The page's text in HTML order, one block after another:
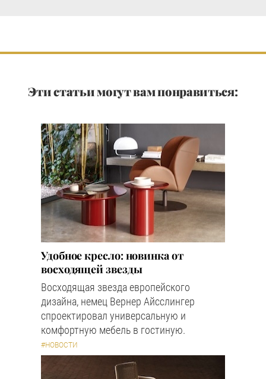
Эти статьи могут вам понравиться:
Удобное кресло: новинка от
восходящей звезды
Восходящая звезда европейского
дизайна, немец Вернер Айсслингер
спроектировал универсальную и
комфортную мебель в гостиную.
#НОВОСТИ